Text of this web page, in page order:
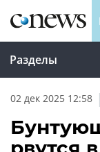
Разделы
02 дек 2025 12:58 |